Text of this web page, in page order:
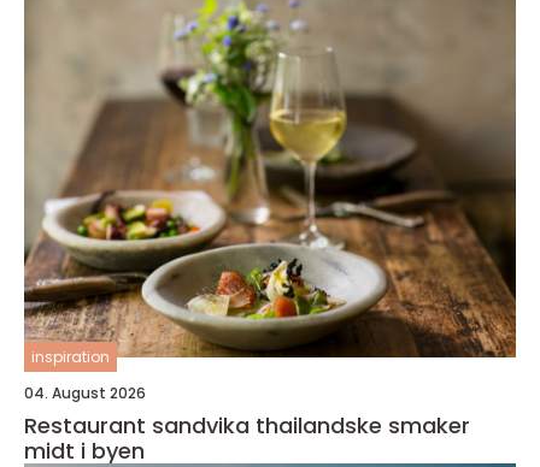
inspiration
04. August 2026
Restaurant sandvika thailandske smaker
midt i byen